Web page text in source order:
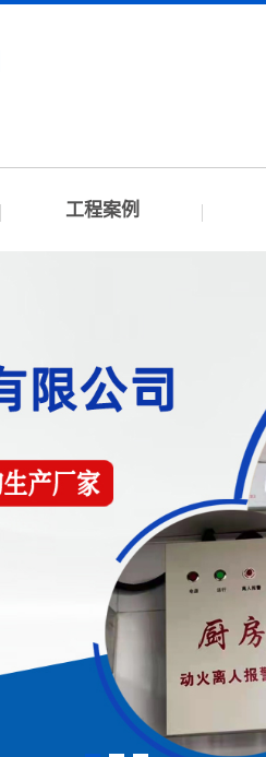
工程案例